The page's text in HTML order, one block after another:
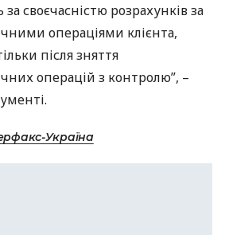
своєчасністю розрахунків за
операціями клієнта,
після зняття
операцій з контролю”, –
Україна